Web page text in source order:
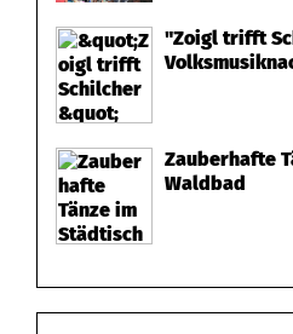
"Zoigl trifft
Zauberhafte
Waldbad